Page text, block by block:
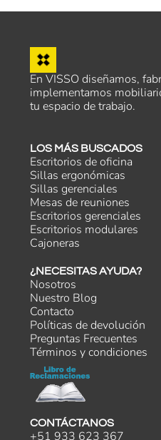
En VISSO diseñamos,
implementamos
tu espacio de trabajo.
LOS MÁS BUSCADOS
Escritorios de oficina
Sillas ergonómicas
Sillas gerenciales
Mesas de reuniones
Escritorios gerenciales
Escritorios modulares
Cajoneras
¿NECESITAS AYUDA?
Nosotros
Nuestro Blog
Contacto
Políticas de devolución
Preguntas Frecuentes
Términos y condiciones
CONTÁCTANOS
+51 933 623 367